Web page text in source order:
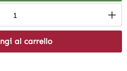
Enter the desired
al carrello